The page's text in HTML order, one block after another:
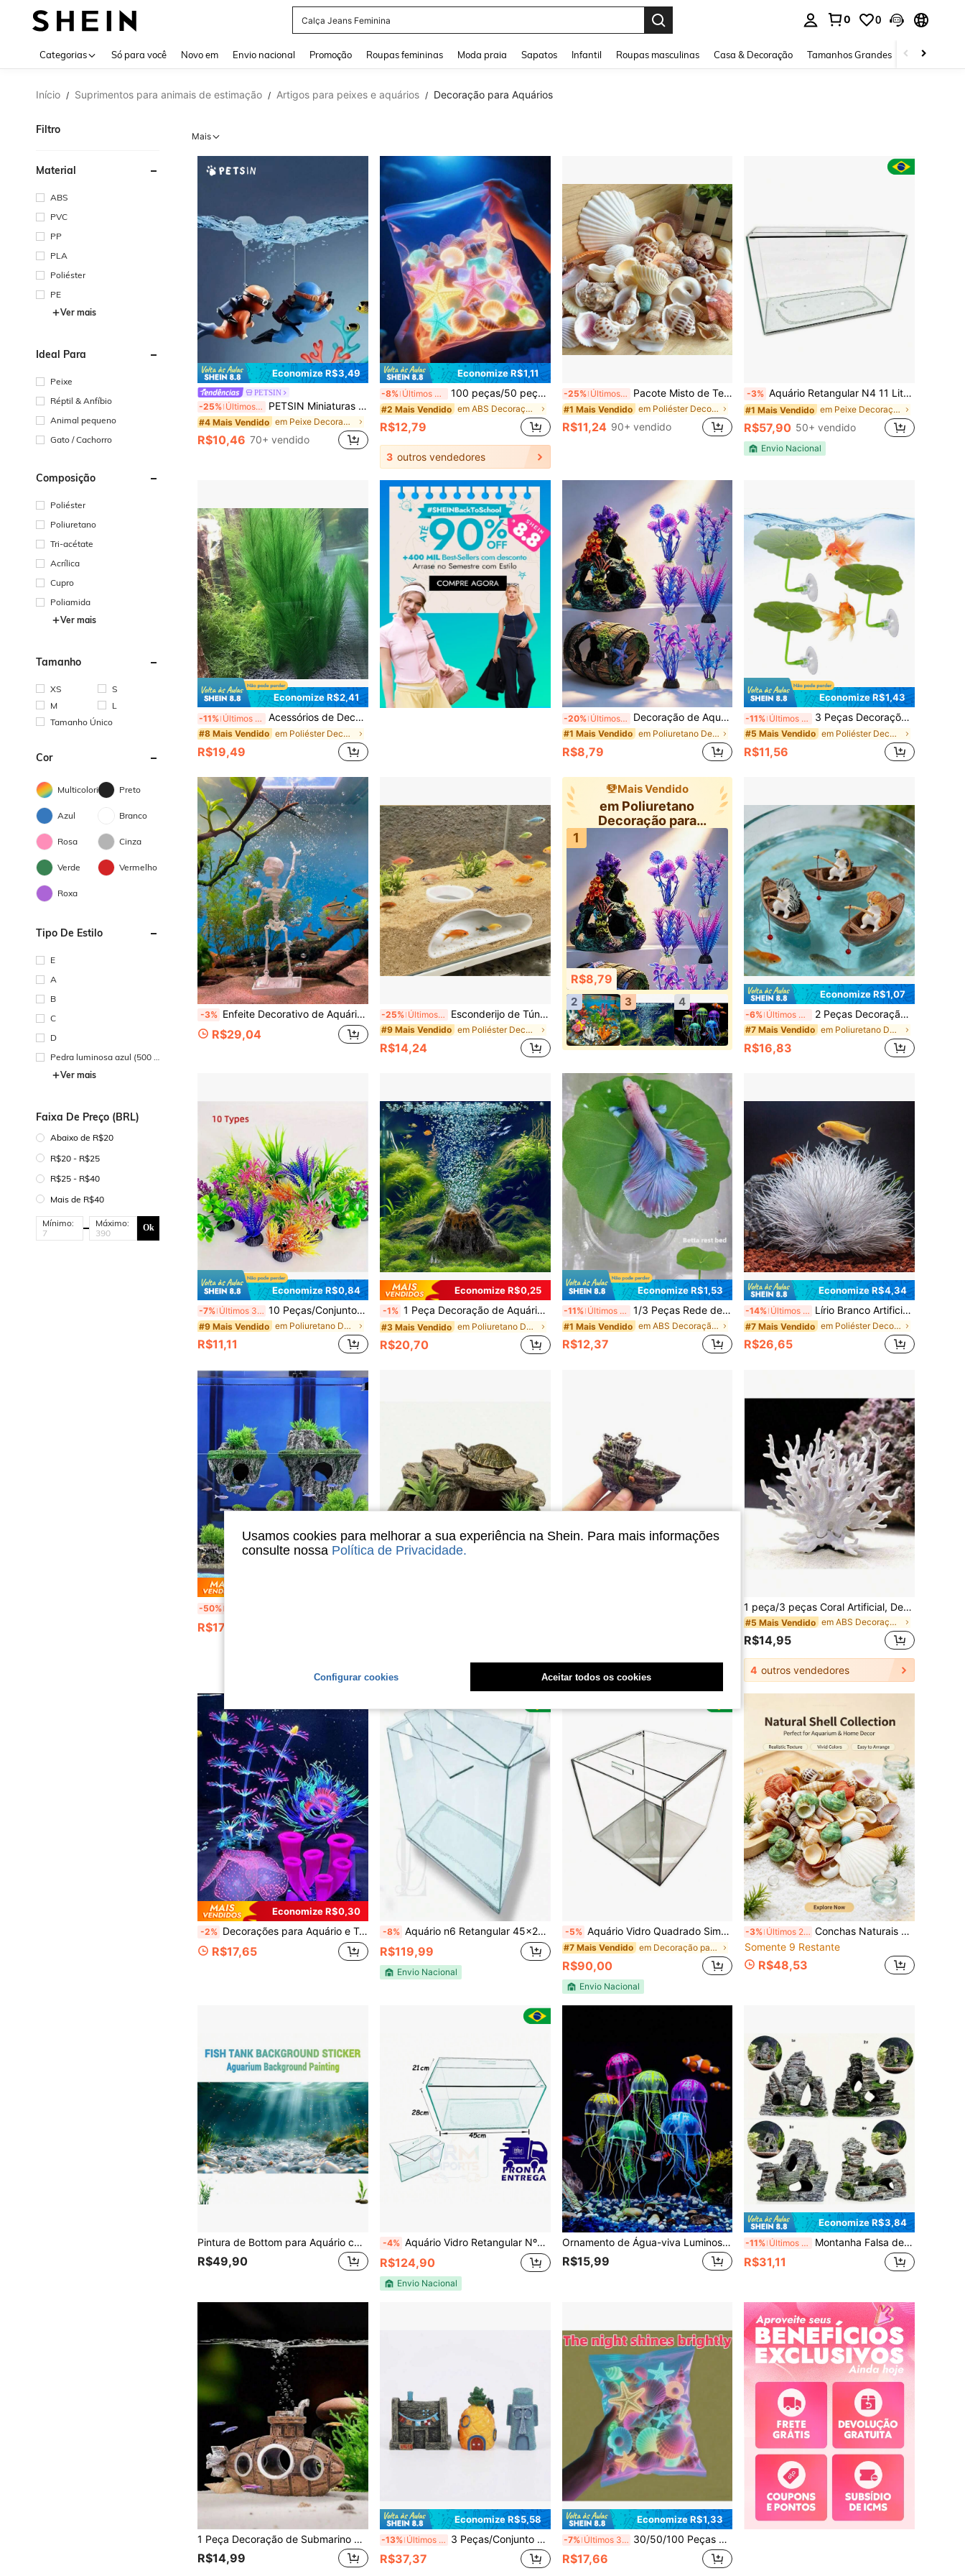
Calça Jeans Feminina
0 0
Categorias Só para você Novo em Envio nacional Promoção Roupas femininas Moda praia Sapatos Infantil Roupas masculinas Casa & Decoração Tamanhos Grandes Joias e
Início / Suprimentos para animais de estimação / Artigos para peixes e aquários / Decoração para Aquários
Filtro
Material
ABS
PVC
PP
PLA
Poliéster
PE
Ver mais
Ideal Para
Peixe
Réptil & Anfíbio
Animal pequeno
Gato / Cachorro
Composição
Poliéster
Poliuretano
Tri-acétate
Acrílica
Cupro
Poliamida
Ver mais
Tamanho
XS
S
M
L
Tamanho Único
Cor
Multicolorido Preto
Azul Branco
Rosa Cinza
Verde Vermelho
Roxa
Tipo De Estilo
E
A
B
C
D
Pedra luminosa azul (500 p
eças)Ver mais
Faixa De Preço (BRL)
Abaixo de R$20
R$20 - R$25
R$25 - R$40
Mais de R$40
Mínimo: Máximo: Ok
Mais
Economize R$3,49
PETSIN
-25% Últimos 3 dias PETSIN Miniaturas de Mergulhador de Resina para Aquário - Decoração de Mergulhador de Escafandro Flutuante com Bolas de Flutuabilidade, Ornamentos Criativos de Aquário para Animais de Estimação Aquáticos, Acessórios de Paisagem Subaquática, Decorações de Aquário para Casa, Escritório, Decoração Aquascape Única
#4 Mais Vendido em Peixe Decoração para aquário
R$10,46 70+ vendido
Economize R$1,11
-8% Últimos 3 dias 100 peças/50 peças/10 peças Pedras Decorativas para Aquário, Fluorescentes Brilhantes, Pedras Decorativas em Formato de Criaturas Marinhas Fofas, Adequadas para Aquário, Jardim, Lago, Artesanato, Decoração Colorida de Aquário (Estilo Aleatório)
#2 Mais Vendido em ABS Decoração para aquário
R$12,79
3 outros vendedores
-25% Últimos 3 dias Pacote Misto de Tesouros da Praia para Aquário - 200g de Conchas Naturais e Caracóis Marinhos - Adicione Vivacidade a Aquários e Tigelas de Vidro
#1 Mais Vendido em Poliéster Decoração para aquário
R$11,24 90+ vendido
-3% Aquário Retangular N4 11 Litros Para Peixes Plantas 35x17x22 cm vidro 3mm
#1 Mais Vendido em Peixe Decoração para aquário
R$57,90 50+ vendido
Envio Nacional
Economize R$2,41
-11% Últimos 3 dias Acessórios de Decoração para Aquário, Plantas de Água Artificiais, Ornamentos de Grama para Paisagismo de Tanque de Peixes
#8 Mais Vendido em Poliéster Decoração para aquário
R$19,49
-20% Últimos 3 dias Decoração de Aquário para Peixe Betta, Acessórios de Decoração de Aquário, Conjunto de Recife de Coral Colorido, Montanha de Coral X 1, Balde de Estrela-do-Mar X 1, Plantas Decorativas de Aquário X 6 (Múltiplos Conjuntos Disponíveis)
#1 Mais Vendido em Poliuretano Decoração para aquário
R$8,79
Economize R$1,43
-11% Últimos 3 dias 3 Peças Decorações de Aquário, Rede de Folhas para Peixe Beta, Plantas Aquáticas de Plástico Macio, Local Prático de Descanso e Esconderijo para Peixe Beta
#5 Mais Vendido em Poliéster Decoração para aquário
R$11,56
-3% Enfeite Decorativo de Aquário Dançante, 7 Cores com 1 Ventosa, Esqueleto Dançante Impresso em 3D, Compatível com Tubo de Oxigênio, Pose Flexível Multijunta Impulsionada por Bolhas, Esqueleto Engraçado de Cemitério, Decoração de Aquário, Presente de Halloween e Natal
R$29,04
-25% Últimos 3 dias Esconderijo de Túnel para Peixes de Aquário, Decoração de Caverna Curva Natural, Adequado para Guppy, Betta e Bagre Longo, Acessório para Aquário de Água Doce e Salgada, Esconderijo de Peixe Fácil de Instalar
#9 Mais Vendido em Poliéster Decoração para aquário
R$14,24
Mais Vendido
em Poliuretano
Decoração para
aquário
1
R$8,79
2 3 4
Economize R$1,07
-6% Últimos 3 dias 2 Peças Decoração de Paisagem Micro Aquário Criativa, Ornamento de Barco de Pesca com Gato Fofo, Decoração de Aquário de Resina Durável de Alta Qualidade, Decoração de Paisagem Micro Temática Oceânica, Acessórios de Plantador de Aquário com Detalhes Realistas | Presente de Feriado | Presente para Entusiastas da Pesca
#7 Mais Vendido em Poliuretano Decoração para aquário
R$16,83
Economize R$0,84
-7% Últimos 3 dias 10 Peças/Conjunto de Plantas Subaquáticas Artificiais Coloridas Kit de Decoração de Aquário - Decorações de Aquário em PVC, Plantas Falsas Realistas para Paisagismo de Aquário, Mídia de Filtro de Aquário Incluindo Carvão Ativado, Anéis Cerâmicos e Bola de Bactéria
#9 Mais Vendido em Poliuretano Decoração para aquário
R$11,11
Economize R$0,25
-1% 1 Peça Decoração de Aquário em Formato de Vulcão com Pedra de Ar, Gerador de Bolhas de Vulcão em Material ABS com Pedra de Ar, Acessório de Oxigenação para Pequeno Aquário, Sem Necessidade de Mangueira, Sem Necessidade de Energia
#3 Mais Vendido em Poliuretano Decoração para aquário
R$20,70
Economize R$1,53
-11% Últimos 3 dias 1/3 Peças Rede de Folhas para Peixe Betta, Simulando Habitat Natural, Cama de Betta, Decoração de Aquário com Folhas Falsas, Melhora a Saúde do Betta - Área de Descanso Natural, Orgânica e Confortável para o Aquário
#1 Mais Vendido em ABS Decoração para aquário
R$12,37
Economize R$4,34
-14% Últimos 3 dias Lírio Branco Artificial - Decoração de Aquário de Polietileno, Adequado para Aquários, Ideal para Criar Cenas Subaquáticas, Decoração de Aquário | Decoração Natural | Planta Aquática, Decoração de Aquário
#7 Mais Vendido em Poliéster Decoração para aquário
R$26,65
-50%
R$17,48
1 peça/3 peças Coral Artificial, Decoração de Planta de Coral Artificial Realista para Aquário, Decoração de Planta Marinha para Paisagem de Aquário
#5 Mais Vendido em ABS Decoração para aquário
R$14,95
4 outros vendedores
Economize R$0,30
-2% Decorações para Aquário e Tanque de Peixes com Efeito Brilhante, Ornamento Artificial de Coral Recife de Silicone Fluorescente, Plantas para Decoração de Aquário, Acessórios de Decoração para Taça de Peixes Pequenos e Grandes
R$17,65
-8% Aquário n6 Retangular 45x21x28cm 28 litros de vidro incolor com tampa com corte na lateral para fios de bombas ou aquecedor - para peixes fish ornamental e plantas natural ou artificial
R$119,99
Envio Nacional
-5% Aquário Vidro Quadrado Simples 30x30x30 26Lt Black Peixes
#7 Mais Vendido em Decoração para aquário
R$90,00
Envio Nacional
-3% Últimos 2 dias Conchas Naturais e Búzios Mistos 1-6cm(0,39-2,36 Polegadas) Não Desbotam Decoração de Paisagem de Aquário de Peixes DIY Micro Paisagem Concha de Caranguejo Eremita Ornamento de Praia para Casa
Somente 9 Restante
R$48,53
Pintura de Bottom para Aquário com Bottom de Rio Ensolarado, com Seixos e Areia, Adequada para Aquários de Peixes, Terrários de Répteis e Aquários Plantados de Vários Tamanhos
R$49,90
-4% Aquário Vidro Retangular Nº6 simples 45x21x28 28Lt Peixes
R$124,90
Envio Nacional
Ornamento de Água-viva Luminosa para Decoração de Aquário - Ornamento de Aquário de Flutuação Lenta - Decoração de Aquascape com Tema Oceânico - Ornamento de Água-viva Luminescente para Aquário Zen - Decoração Realçadora de Humor com Efeito Suave de Fluxo de Água - Ornamento de Silicone para Peixes para Aquários de Água Salgada e Doce - Design Anti-Flutuação para Aquários de Betta
R$15,99
Economize R$3,84
-11% Últimos 3 dias Montanha Falsa de Resina, Artesanato Decorativo, Decoração de Aquário, Enfeites de Aquário
R$31,11
1 Peça Decoração de Submarino Afundado Subaquático, Ornamento de Submarino para Aquário, Decoração de Paisagismo de Aquário e Bacia de Criação, Casa de Esconderijo para Peixes e Camarões
R$14,99
Economize R$5,58
-13% Últimos 3 dias 3 Peças/Conjunto Decoração Mini Casa Subaquática Clássica, Adequada para Paisagem de Aquário, Exibição de Mesa, Decoração de Festa de Aniversário
R$37,37
Economize R$1,33
-7% Últimos 3 dias 30/50/100 Peças Pedras Brilhantes do Oceano, Conchas Luminosas, Adequadas para Aquário, Decoração de Jardim, Decoração de Estrela do Mar Colorida e Brilhante para Aquário/Plantador
R$17,66
Usamos cookies para melhorar a sua experiência na Shein. Para mais informações
consulte nossa Política de Privacidade.
Configurar cookies Aceitar todos os cookies